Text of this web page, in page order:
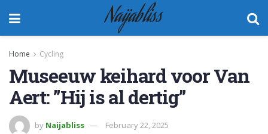
Naijabliss
Home Cycling
Museeuw keihard voor Van
Aert: ”Hij is al dertig”
by Naijabliss February 22, 2025